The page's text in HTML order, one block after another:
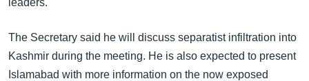
ရန်
နေရာ
သို့
ဘာသာစကားများ
leaders.
The Secretary said he will discuss separatist infiltration into
Kashmir during the meeting. He is also expected to present
Islamabad with more information on the now exposed